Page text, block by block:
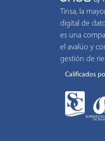
Tinsa, la
digital de
es una
el avalúo y
gestión de
Calificados